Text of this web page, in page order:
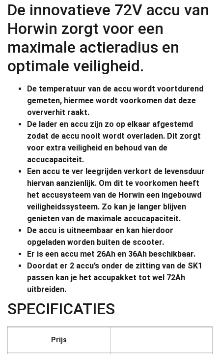
De innovatieve 72V accu van
Horwin zorgt voor een
maximale actieradius en
optimale veiligheid.
De temperatuur van de accu wordt voortdurend
gemeten, hiermee wordt voorkomen dat deze
oververhit raakt.
De lader en accu zijn zo op elkaar afgestemd
zodat de accu nooit wordt overladen. Dit zorgt
voor extra veiligheid en behoud van de
accucapaciteit.
Een accu te ver leegrijden verkort de levensduur
hiervan aanzienlijk. Om dit te voorkomen heeft
het accusysteem van de Horwin een ingebouwd
veiligheidssysteem. Zo kan je langer blijven
genieten van de maximale accucapaciteit.
De accu is uitneembaar en kan hierdoor
opgeladen worden buiten de scooter.
Er is een accu met 26Ah en 36Ah beschikbaar.
Doordat er 2 accu’s onder de zitting van de SK1
passen kan je het accupakket tot wel 72Ah
uitbreiden.
SPECIFICATIES
Prijs